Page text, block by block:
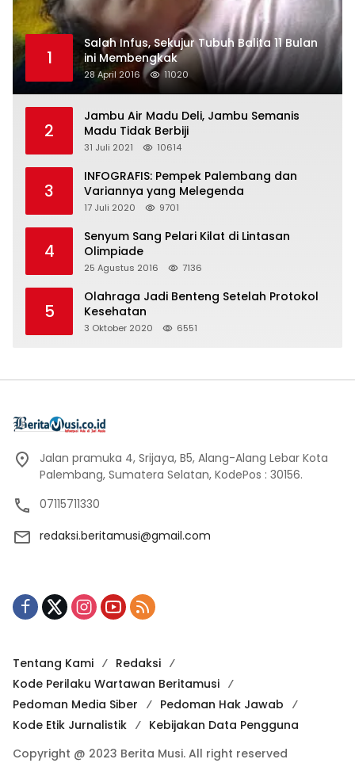
1
Salah Infus, Sekujur Tubuh Balita 11 Bulan
ini Membengkak
28 April 2016 11020
2
Jambu Air Madu Deli, Jambu Semanis
Madu Tidak Berbiji
31 Juli 2021 10614
3
INFOGRAFIS: Pempek Palembang dan
Variannya yang Melegenda
17 Juli 2020 9701
4
Senyum Sang Pelari Kilat di Lintasan
Olimpiade
25 Agustus 2016 7136
5
Olahraga Jadi Benteng Setelah Protokol
Kesehatan
3 Oktober 2020 6551
Jalan pramuka 4, Srijaya, B5, Alang-Alang Lebar Kota
Palembang, Sumatera Selatan, KodePos : 30156.
07115711330
redaksi.beritamusi@gmail.com
Tentang Kami
Redaksi
Kode Perilaku Wartawan Beritamusi
Pedoman Media Siber
Pedoman Hak Jawab
Kode Etik Jurnalistik
Kebijakan Data Pengguna
Copyright @ 2023 Berita Musi. All right reserved